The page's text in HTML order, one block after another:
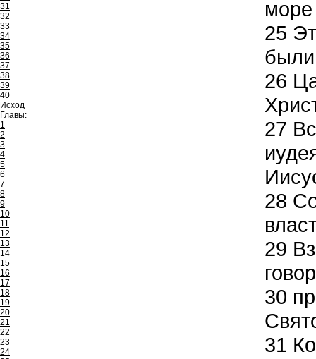
31
32
33
34
35
36
37
38
39
40
Исход
Главы:
1
2
3
4
5
6
7
8
9
10
11
12
13
14
15
16
17
18
19
20
21
22
23
24
25
26
27
28
29
30
31